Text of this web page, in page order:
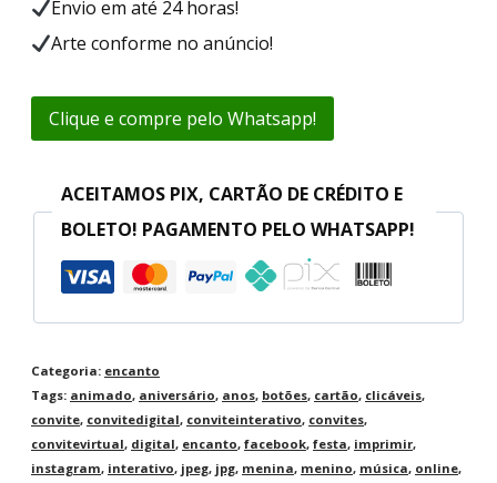
Envio em até 24 horas!
Arte conforme no anúncio!
Clique e compre pelo Whatsapp!
ACEITAMOS PIX, CARTÃO DE CRÉDITO E
BOLETO! PAGAMENTO PELO WHATSAPP!
Categoria: encanto
Tags: animado, aniversário, anos, botões, cartão, clicáveis,
convite, convitedigital, conviteinterativo, convites,
convitevirtual, digital, encanto, facebook, festa, imprimir,
instagram, interativo, jpeg, jpg, menina, menino, música, online,